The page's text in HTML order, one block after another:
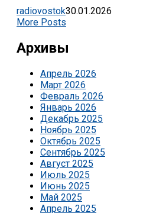
radiovostok30.01.2026
More Posts
Архивы
Апрель 2026
Март 2026
Февраль 2026
Январь 2026
Декабрь 2025
Ноябрь 2025
Октябрь 2025
Сентябрь 2025
Август 2025
Июль 2025
Июнь 2025
Май 2025
Апрель 2025